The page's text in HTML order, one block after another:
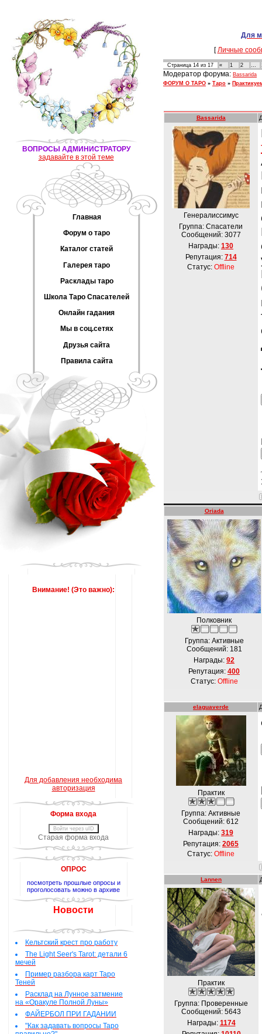
ВОПРОСЫ АДМИНИСТРАТОРУ
задавайте в этой теме
Главная
Форум о таро
Каталог статей
Галерея таро
Расклады таро
Школа Таро Спасателей
Онлайн гадания
Мы в соц.сетях
Друзья сайта
Правила сайта
Внимание! (Это важно):
Для добавления необходима
авторизация
Форма входа
Войти через uID
Старая форма входа
ОПРОС
посмотреть прошлые опросы и
проголосовать можно в архиве
Новости
Кельтский крест про работу
The Light Seer's Tarot: детали 6
мечей
Пример разбора карт Таро
Теней
Расклад на Лунное затмение
на «Оракуле Полной Луны»
ФАЙЕРБОЛ ПРИ ГАДАНИИ
"Как задавать вопросы Таро
Для
[ Личные
Страница 14 из 17 « 1 2 …
Модератор форума: Bassarida
ФОРУМ О ТАРО » Таро »
Bassarida
Генералиссимус
Группа: Спасатели
Сообщений: 3077
Награды: 130
Репутация: 714
Статус: Offline
Oriada
Полковник
Группа: Активные
Сообщений: 181
Награды: 92
Репутация: 400
Статус: Offline
elaguaverde
Практик
Группа: Активные
Сообщений: 612
Награды: 319
Репутация: 2065
Статус: Offline
Lannen
Практик
Группа: Проверенные
Сообщений: 5643
Награды: 1174